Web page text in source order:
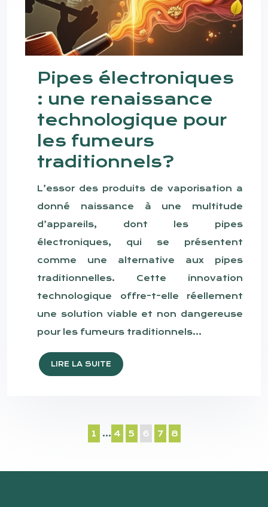
Pipes électroniques
: une renaissance
technologique pour
les fumeurs
traditionnels?
L’essor des produits de vaporisation a
donné naissance à une multitude
d’appareils, dont les pipes
électroniques, qui se présentent
comme une alternative aux pipes
traditionnelles. Cette innovation
technologique offre-t-elle réellement
une solution viable et non dangereuse
pour les fumeurs traditionnels…
LIRE LA SUITE
1 … 4 5 6 7 8